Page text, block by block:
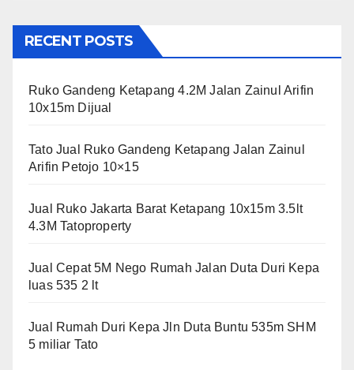
RECENT POSTS
Ruko Gandeng Ketapang 4.2M Jalan Zainul Arifin
10x15m Dijual
Tato Jual Ruko Gandeng Ketapang Jalan Zainul
Arifin Petojo 10×15
Jual Ruko Jakarta Barat Ketapang 10x15m 3.5lt
4.3M Tatoproperty
Jual Cepat 5M Nego Rumah Jalan Duta Duri Kepa
luas 535 2 lt
Jual Rumah Duri Kepa Jln Duta Buntu 535m SHM
5 miliar Tato